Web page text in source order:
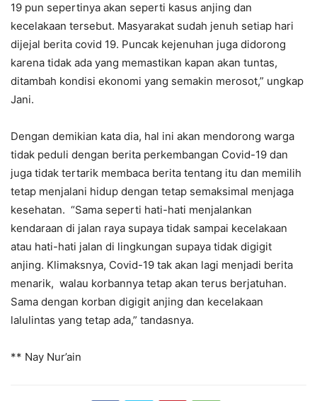
19 pun sepertinya akan seperti kasus anjing dan
kecelakaan tersebut. Masyarakat sudah jenuh setiap hari
dijejal berita covid 19. Puncak kejenuhan juga didorong
karena tidak ada yang memastikan kapan akan tuntas,
ditambah kondisi ekonomi yang semakin merosot,” ungkap
Jani.
Dengan demikian kata dia, hal ini akan mendorong warga
tidak peduli dengan berita perkembangan Covid-19 dan
juga tidak tertarik membaca berita tentang itu dan memilih
tetap menjalani hidup dengan tetap semaksimal menjaga
kesehatan. “Sama seperti hati-hati menjalankan
kendaraan di jalan raya supaya tidak sampai kecelakaan
atau hati-hati jalan di lingkungan supaya tidak digigit
anjing. Klimaksnya, Covid-19 tak akan lagi menjadi berita
menarik, walau korbannya tetap akan terus berjatuhan.
Sama dengan korban digigit anjing dan kecelakaan
lalulintas yang tetap ada,” tandasnya.
** Nay Nur’ain